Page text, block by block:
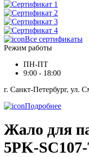
Все сертификаты
Режим работы
ПН-ПТ
9:00 - 18:00
г. Санкт-Петербург, ул.
Подробнее
Жало для
5PK-